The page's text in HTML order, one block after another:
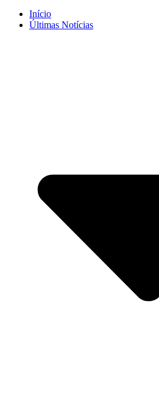
Início
Últimas Notícias